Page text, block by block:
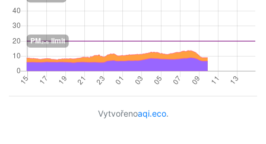
Vytvořenoaqi.eco.